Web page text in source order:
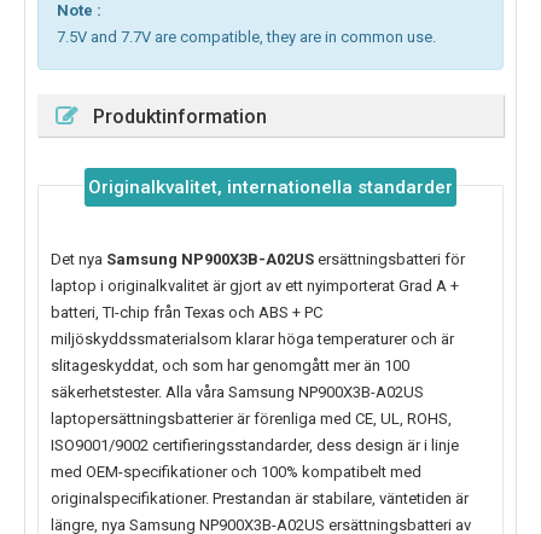
Note :
7.5V and 7.7V are compatible, they are in common use.
Produktinformation
Originalkvalitet, internationella standarder
Det nya Samsung NP900X3B-A02US ersättningsbatteri för
laptop i originalkvalitet är gjort av ett nyimporterat Grad A +
batteri, TI-chip från Texas och ABS + PC
miljöskyddssmaterialsom klarar höga temperaturer och är
slitageskyddat, och som har genomgått mer än 100
säkerhetstester. Alla våra Samsung NP900X3B-A02US
laptopersättningsbatterier är förenliga med CE, UL, ROHS,
ISO9001/9002 certifieringsstandarder, dess design är i linje
med OEM-specifikationer och 100% kompatibelt med
originalspecifikationer. Prestandan är stabilare, väntetiden är
längre, nya Samsung NP900X3B-A02US ersättningsbatteri av